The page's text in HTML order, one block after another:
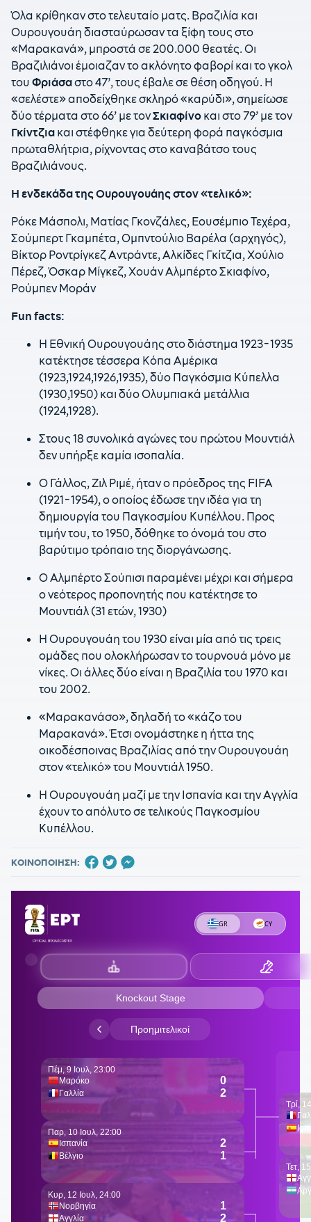
Όλα κρίθηκαν στο τελευταίο ματς. Βραζιλία και
Ουρουγουάη διασταύρωσαν τα ξίφη τους στο
«Μαρακανά», μπροστά σε 200.000 θεατές. Οι
Βραζιλιάνοι έμοιαζαν το ακλόνητο φαβορί και το γκολ
του Φριάσαστο 47’, τους έβαλε σε θέση οδηγού. Η
«σελέστε» αποδείχθηκε σκληρό «καρύδι», σημείωσε
δύο τέρματα στο 66’ με τονΣκιαφίνο και στο 79’ με τον
Γκίντζια και στέφθηκε για δεύτερη φορά παγκόσμια
πρωταθλήτρια, ρίχνοντας στο καναβάτσο τους
Βραζιλιάνους.
Η ενδεκάδα της Ουρουγουάης στον «τελικό»:
Ρόκε Μάσπολι, Ματίας Γκονζάλες, Εουσέμπιο Τεχέρα,
Σούμπερτ Γκαμπέτα, Ομπντούλιο Βαρέλα (αρχηγός),
Βίκτορ Ροντρίγκεζ Αντράντε, Αλκίδες Γκίτζια, Χούλιο
Πέρεζ, Όσκαρ Μίγκεζ, Χουάν Αλμπέρτο Σκιαφίνο,
Ρούμπεν Μοράν
Fun facts:
Η Εθνική Ουρουγουάης στο διάστημα 1923-1935
κατέκτησε τέσσερα Κόπα Αμέρικα
(1923,1924,1926,1935), δύο Παγκόσμια Κύπελλα
(1930,1950) και δύο Ολυμπιακά μετάλλια
(1924,1928).
Στους 18 συνολικά αγώνες του πρώτου Μουντιάλ
δεν υπήρξε καμία ισοπαλία.
Ο Γάλλος, Ζιλ Ριμέ, ήταν ο πρόεδρος της FIFA
(1921-1954), ο οποίος έδωσε την ιδέα για τη
δημιουργία του Παγκοσμίου Κυπέλλου. Προς
τιμήν του, το 1950, δόθηκε το όνομά του στο
βαρύτιμο τρόπαιο της διοργάνωσης.
Ο Αλμπέρτο Σούπισι παραμένει μέχρι και σήμερα
ο νεότερος προπονητής που κατέκτησε το
Μουντιάλ (31 ετών, 1930)
Η Ουρουγουάη του 1930 είναι μία από τις τρεις
ομάδες που ολοκλήρωσαν το τουρνουά μόνο με
νίκες. Οι άλλες δύο είναι η Βραζιλία του 1970 και
του 2002.
«Μαρακανάσο», δηλαδή το «κάζο του
Μαρακανά». Έτσι ονομάστηκε η ήττα της
οικοδέσποινας Βραζιλίας από την Ουρουγουάη
στον «τελικό» του Μουντιάλ 1950.
Η Ουρουγουάη μαζί με την Ισπανία και την Αγγλία
έχουν το απόλυτο σε τελικούς Παγκοσμίου
Κυπέλλου.
ΚΟΙΝΟΠΟΙΗΣΗ: